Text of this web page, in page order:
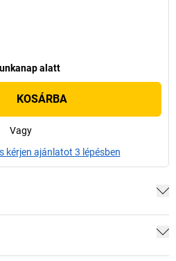
alatt
KOSÁRBA
Vagy
kérjen ajánlatot 3 lépésben